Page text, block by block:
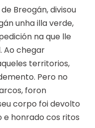
Breogán, divisou
unha illa verde,
na que lle
Ao chegar
territorios,
Pero no
foron
corpo foi devolto
e honrado cos ritos